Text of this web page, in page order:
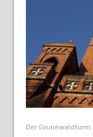
Der Grunewaldturm